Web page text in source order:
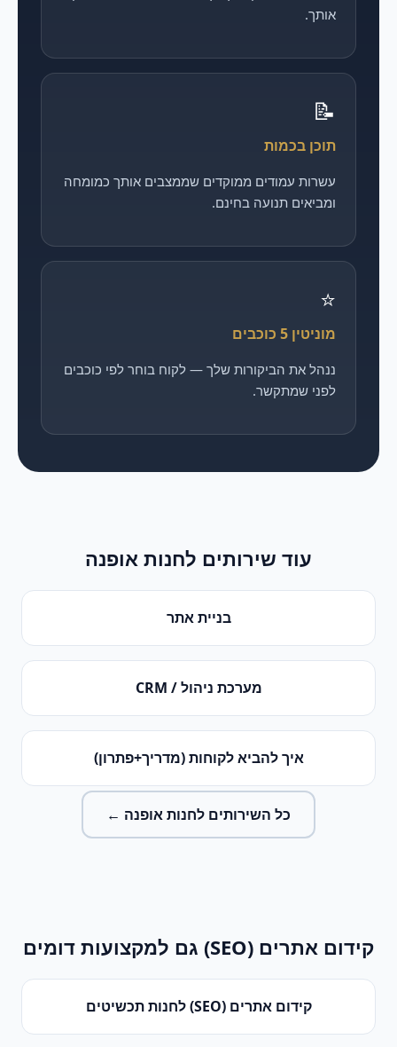
אותך.
📝
תוכן בכמות
עשרות עמודים ממוקדים שממצבים אותך כמומחה
ומביאים תנועה בחינם.
⭐
מוניטין 5 כוכבים
ננהל את הביקורות שלך — לקוח בוחר לפי כוכבים
לפני שמתקשר.
עוד שירותים לחנות אופנה
בניית אתר
מערכת ניהול / CRM
איך להביא לקוחות (מדריך+פתרון)
כל השירותים לחנות אופנה ←
קידום אתרים (SEO) גם למקצועות דומים
קידום אתרים (SEO) לחנות תכשיטים